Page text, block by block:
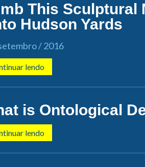
This Sculptural
Hudson Yards
/ 2016
lendo
is Ontological
lendo